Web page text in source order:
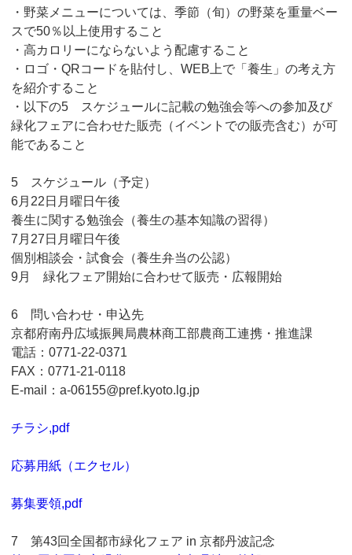
・野菜メニューについては、季節（旬）の野菜を重量ベー
スで50％以上使用すること
・高カロリーにならないよう配慮すること
・ロゴ・QRコードを貼付し、WEB上で「養生」の考え方
を紹介すること
・以下の5 スケジュールに記載の勉強会等への参加及び
緑化フェアに合わせた販売（イベントでの販売含む）が可
能であること
5 スケジュール（予定）
6月22日月曜日午後
養生に関する勉強会（養生の基本知識の習得）
7月27日月曜日午後
個別相談会・試食会（養生弁当の公認）
9月 緑化フェア開始に合わせて販売・広報開始
6 問い合わせ・申込先
京都府南丹広域振興局農林商工部農商工連携・推進課
電話：0771-22-0371
FAX：0771-21-0118
E-mail：a-06155@pref.kyoto.lg.jp
チラシ,pdf
応募用紙（エクセル）
募集要領,pdf
7 第43回全国都市緑化フェア in 京都丹波記念